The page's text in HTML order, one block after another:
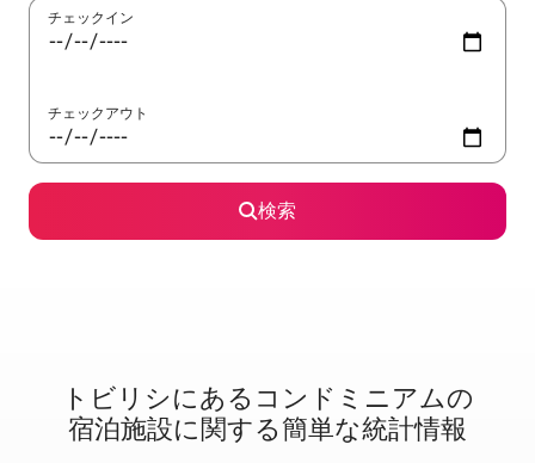
チェックイン
チェックアウト
検索
トビリシに⁠あ⁠るコ⁠ン⁠ド⁠ミ⁠ニ⁠ア⁠ム⁠の
宿⁠泊⁠施⁠設⁠に関⁠す⁠る簡⁠単⁠な統⁠計⁠情⁠報